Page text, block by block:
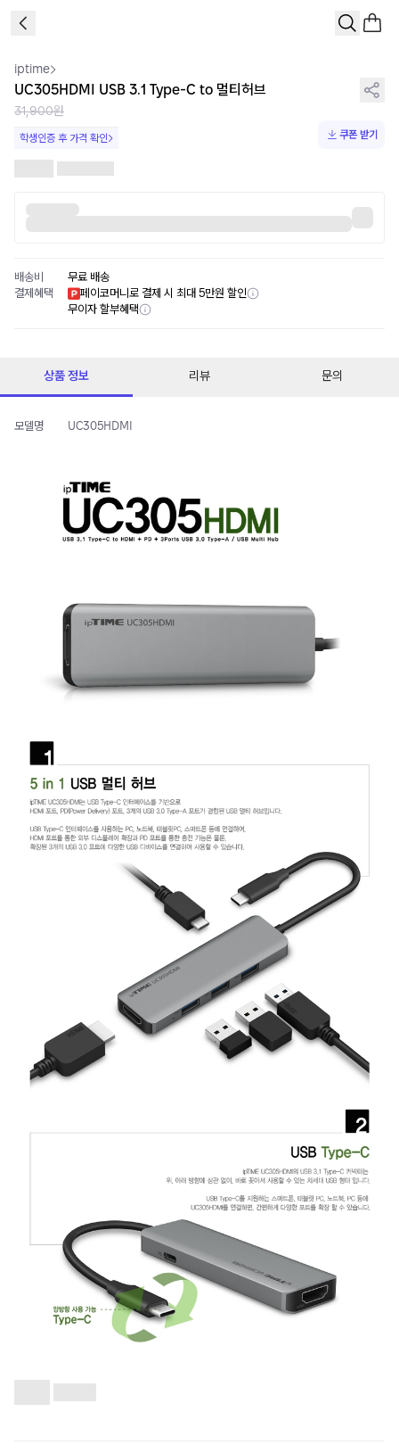
iptime
UC305HDMI USB 3.1 Type-C to 멀티허브
31,900원
학생인증 후 가격 확인 쿠폰 받기
배송비
무료 배송
결제혜택
페이코머니로 결제 시 최대 5만원 할인
무이자 할부혜택
상품 정보 리뷰 문의
모델명 UC305HDMI